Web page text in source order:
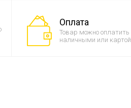
Оплата
Товар можно оплатить
наличными или картой